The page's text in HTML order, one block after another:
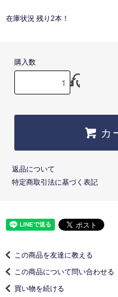
在庫状況 残り2本！
購入数
カ
返品について
特定商取引法に基づく表記
この商品を友達に教える
この商品について問い合わせる
買い物を続ける